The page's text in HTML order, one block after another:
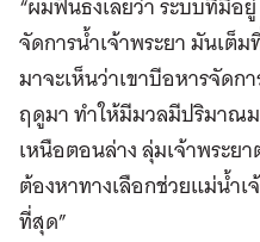
จัดการน้ำเจ้าพระยา มันเต็
มาจะเห็นว่าเขาบีอหารจัด
ฤดูมา ทำให้มีมวลมีปริมาณ
เหนือตอนล่าง ลุ่มเจ้าพระ
ต้องหาทางเลือกช่วยแม่น้ำเ
ที่สุด”